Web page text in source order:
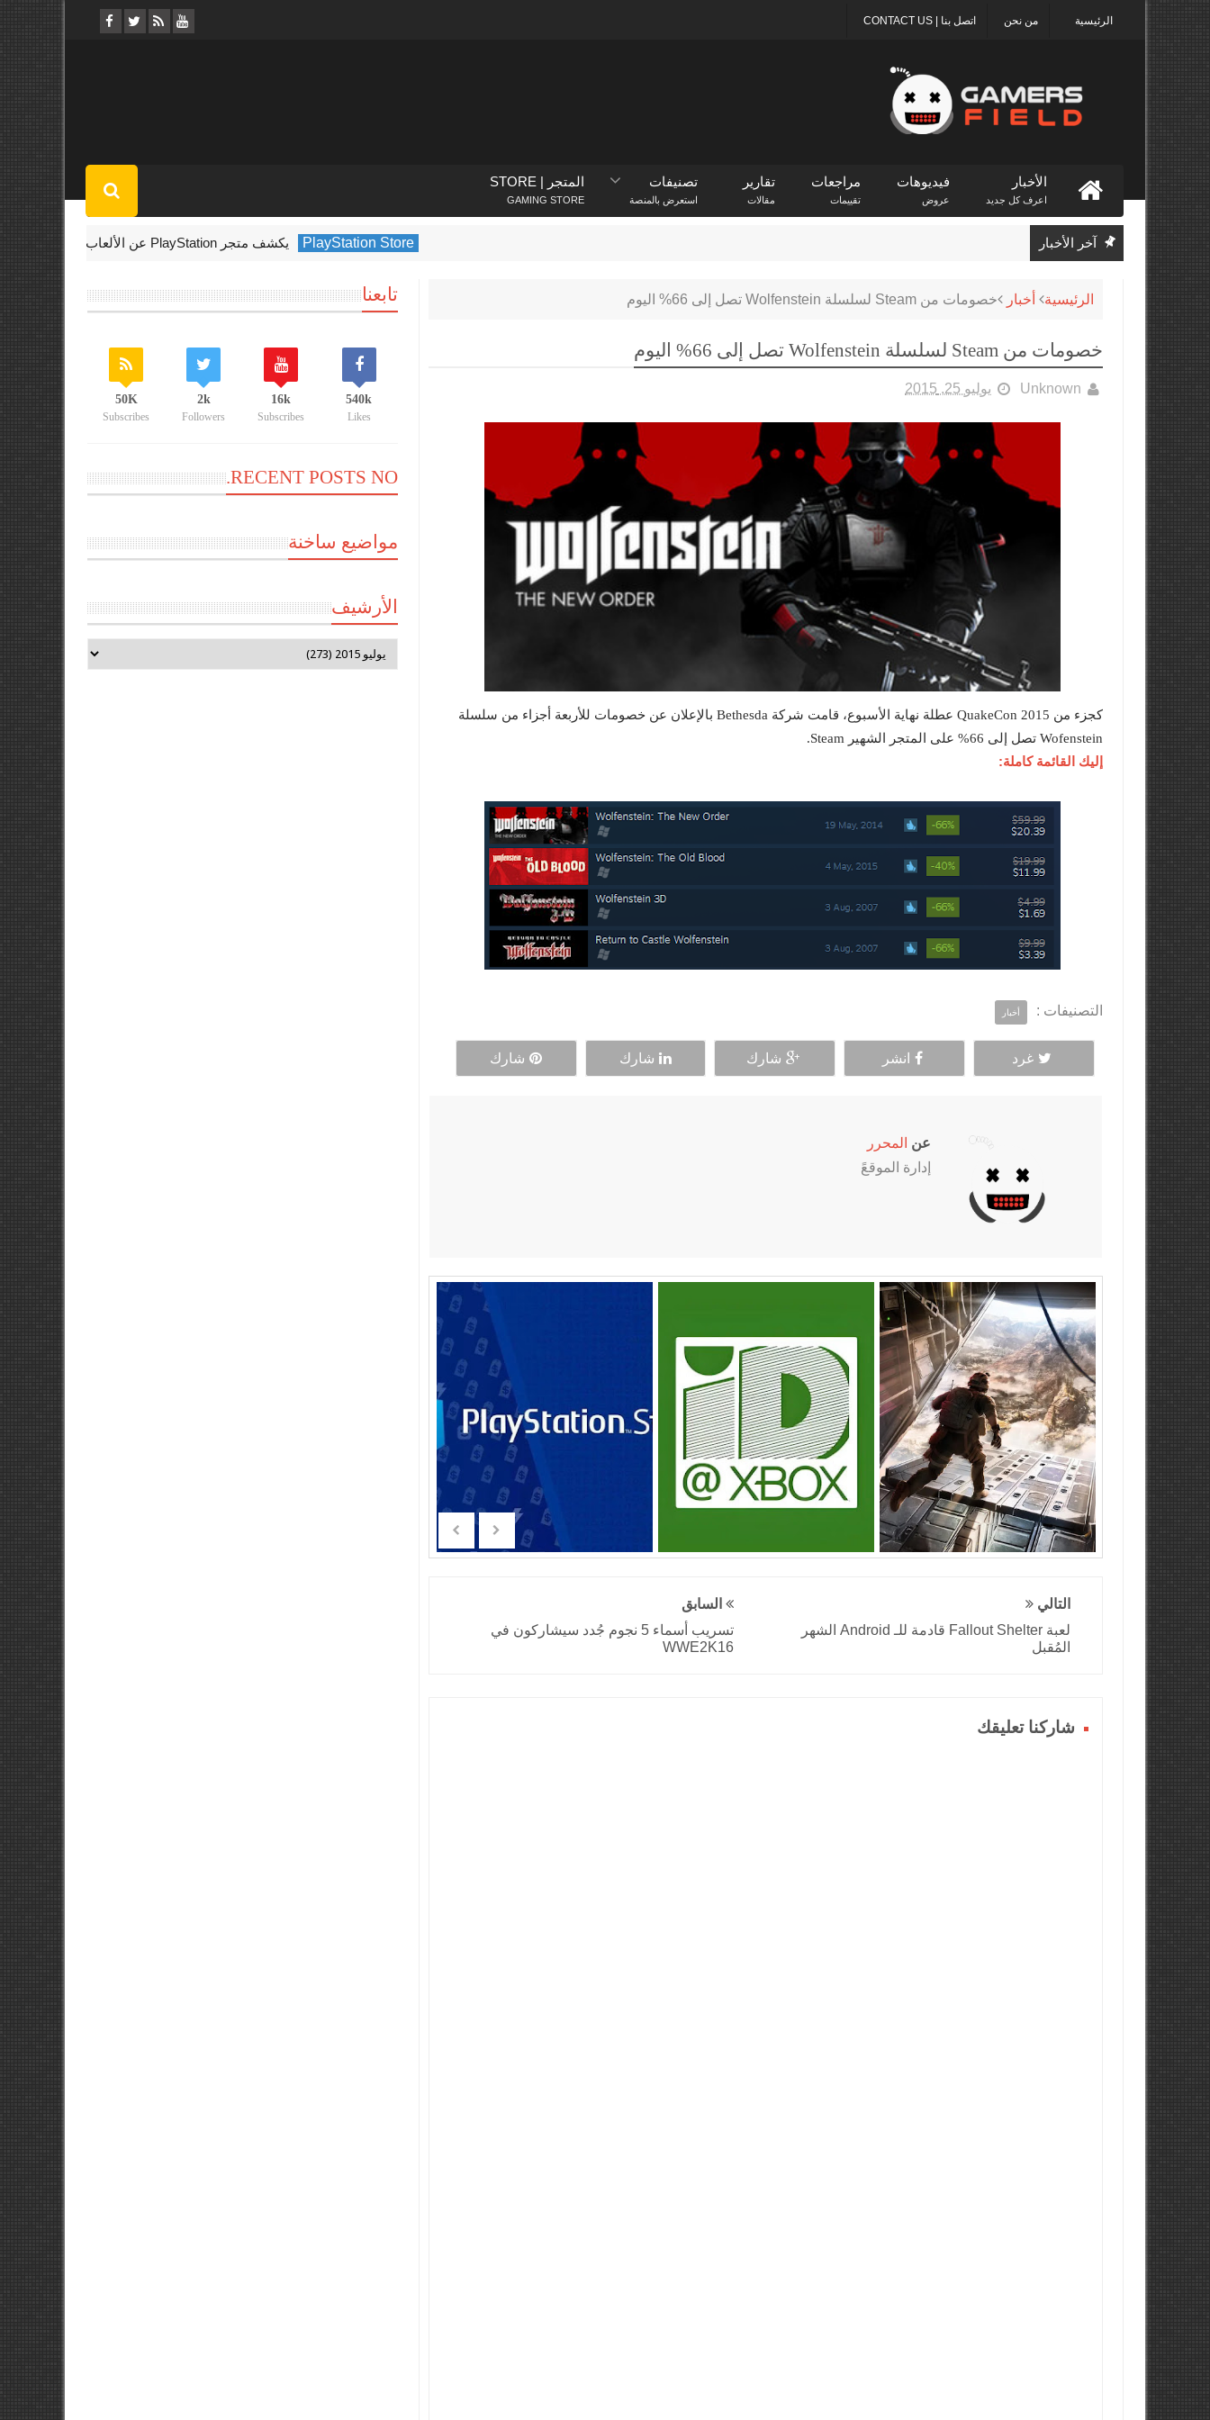
اتصل بنا | CONTACT US من نحن الرئيسية
الأخبار
اعرف كل جديد
فيديوهات
عروض
مراجعات
تقييمات
تقارير
مقالات
تصنيفات
استعرض بالمنصة
المتجر | STORE
GAMING STORE
آخر الأخبار PlayStation Store يكشف متجر PlayStation عن الألعاب الأكثر تنزيلًا في فبراير 2022
الرئيسية أخبار خصومات من Steam لسلسلة Wolfenstein تصل إلى 66% اليوم
خصومات من Steam لسلسلة Wolfenstein تصل إلى 66% اليوم
Unknown يوليو 25, 2015
كجزء من QuakeCon 2015 عطلة نهاية الأسبوع، قامت شركة Bethesda بالإعلان عن خصومات للأربعة أجزاء من سلسلة
Wofenstein تصل إلى 66% على المتجر الشهير Steam.
إليك القائمة كاملة:
التصنيفات : أخبار
غرد انشر شارك شارك شارك
عن المحرر
إدارة الموقعً
التالي
لعبة Fallout Shelter قادمة للـ Android الشهر
المُقبل
السابق
تسريب أسماء 5 نجوم جُدد سيشاركون في
WWE2K16
شاركنا تعليقك
تابعنا
540k
Likes
16k
Subscribes
2k
Followers
50K
Subscribes
RECENT POSTS NO.
مواضيع ساخنة
الأرشيف